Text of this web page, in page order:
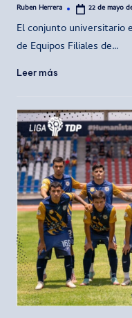
Publicado
Ruben Herrera 22 de mayo
El conjunto universitario
de Equipos Filiales de…
Leer más